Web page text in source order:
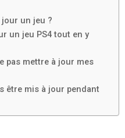
jour un jeu ?
un jeu PS4 tout en y
pas mettre à jour mes
être mis à jour pendant